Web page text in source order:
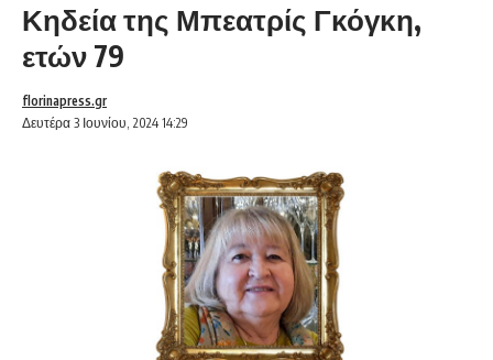
Κηδεία της Μπεατρίς Γκόγκη,
ετών 79
Δευτέρα 3 Ιουνίου, 2024 14:29
florinapress.gr